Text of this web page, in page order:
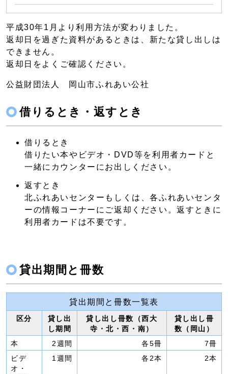
平成30年1月より利用方法が変わりました。
返却日を過ぎた資料があるときは、新たな貸し出しは
できません。
返却日をよくご確認ください。
公益財団法人 岡山市ふれあい公社
借りるとき・返すとき
借りるとき
借りたい本やビデオ・DVD等を利用者カードと
一緒にカウンターにお出しください。
返すとき
北ふれあいセンターもしくは、各ふれあいセンタ
ーの情報コーナーにご返却ください。返すときに
利用者カードは不要です。
貸出期間と冊数
貸出期間と冊数一覧表
区分
貸し出
し期間
貸し出し冊数（西大
寺・北・西・南）
貸し出し冊
数（岡山）
本
2週間 各5冊
7冊
ビデ
オ・
1週間 各2本 2本